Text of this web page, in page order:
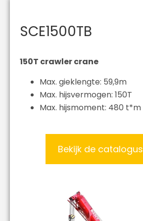
SCE1500TB
150T crawler crane
Max. gieklengte: 59,9m
Max. hijsvermogen: 150T
Max. hijsmoment: 480 t*m
Bekijk de catalogus